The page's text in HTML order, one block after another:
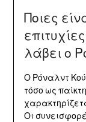
Ποιες
λάβει ο
Ο Ρόναλντ
τόσο ως
Οι